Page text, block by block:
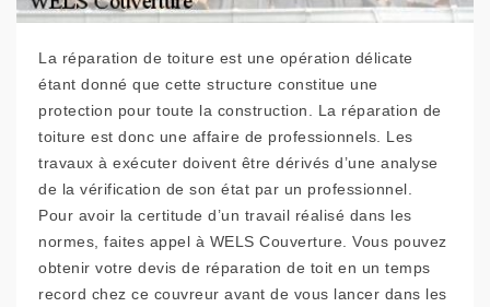
La réparation de toiture est une opération délicate
étant donné que cette structure constitue une
protection pour toute la construction. La réparation de
toiture est donc une affaire de professionnels. Les
travaux à exécuter doivent être dérivés d’une analyse
de la vérification de son état par un professionnel.
Pour avoir la certitude d’un travail réalisé dans les
normes, faites appel à WELS Couverture. Vous pouvez
obtenir votre devis de réparation de toit en un temps
record chez ce couvreur avant de vous lancer dans les